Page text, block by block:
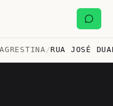
AGRESTINA /RUA JOSÉ